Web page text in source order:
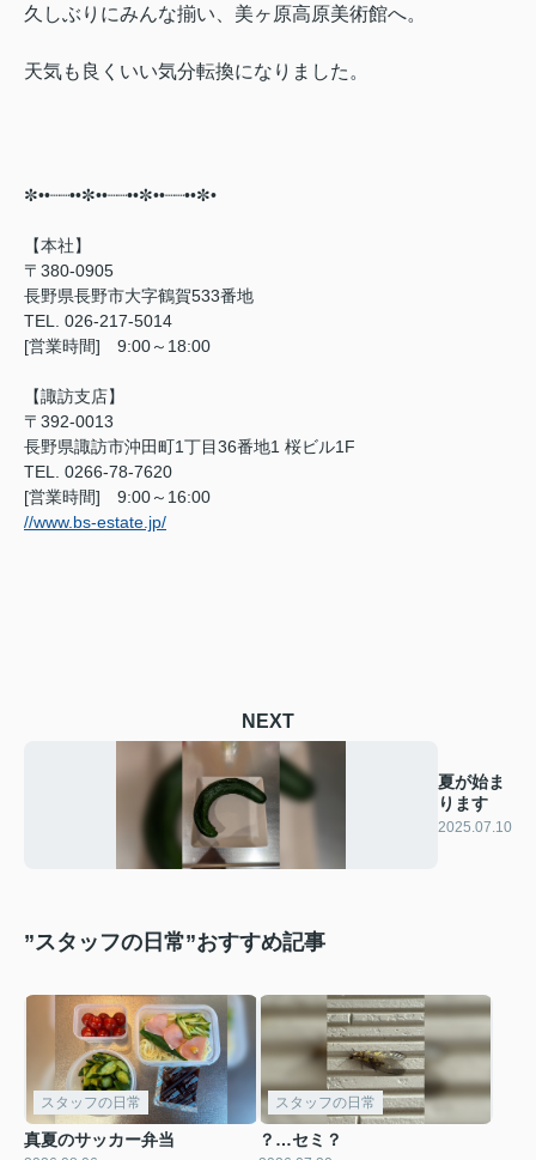
久しぶりにみんな揃い、美ヶ原高原美術館へ。
天気も良くいい気分転換になりました。
✼••┈┈••✼••┈┈••✼••┈┈••✼•⠀
【本社】
〒380-0905
長野県長野市大字鶴賀533番地
TEL. 026-217-5014
[営業時間] 9:00～18:00
【諏訪支店】
〒392-0013
長野県諏訪市沖田町1丁目36番地1 桜ビル1F
TEL. 0266-78-7620
[営業時間] 9:00～16:00
//www.bs-estate.jp/
NEXT
夏が始ま
ります
2025.07.10
”スタッフの日常”おすすめ記事
スタッフの日常
真夏のサッカー弁当
スタッフの日常
？…セミ？